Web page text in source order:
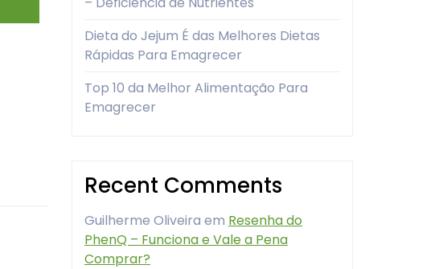
Dieta do Jejum É das Melhores Dietas
Rápidas Para Emagrecer
Top 10 da Melhor Alimentação Para
Emagrecer
Recent Comments
Guilherme Oliveira em Resenha do
PhenQ – Funciona e Vale a Pena
Comprar?